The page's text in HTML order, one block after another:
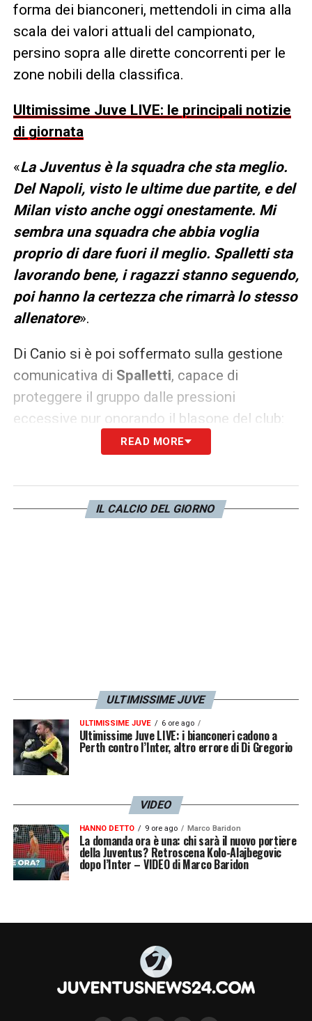
forma dei bianconeri, mettendoli in cima alla
scala dei valori attuali del campionato,
persino sopra alle dirette concorrenti per le
zone nobili della classifica.
Ultimissime Juve LIVE: le principali notizie
di giornata
«La Juventus è la squadra che sta meglio.
Del Napoli, visto le ultime due partite, e del
Milan visto anche oggi onestamente. Mi
sembra una squadra che abbia voglia
proprio di dare fuori il meglio. Spalletti sta
lavorando bene, i ragazzi stanno seguendo,
poi hanno la certezza che rimarrà lo stesso
allenatore».
Di Canio si è poi soffermato sulla gestione
comunicativa di Spalletti, capace di
proteggere il gruppo dalle pressioni
eccessive pur onorando il blasone del club:
Ha detto una cosa interessante prima
di non dare troppa pressione, perché qui si
vince una partita e dobbiamo vincere per
più seria per arrivare, anche se mancano
poche partite, seconda in classifica
In chiusura, l’opinionista ha ribadito l’impatto
straordinario dell’allenatore toscano
sull’intero universo bianconero, definendolo il
miglior innesto dell’ultimo lustro:
«Spalletti è l’avvento migliore degli ultimi
cinque anni, perché come è stato detto, lo
espressione tecnico-tattica. E in questo fa
la differenza, da adesso in poi, l’aver
READ MORE
IL CALCIO DEL GIORNO
ULTIMISSIME JUVE
ULTIMISSIME JUVE 6 ore ago
Ultimissime Juve LIVE: i bianconeri cadono a
Perth contro l’Inter, altro errore di Di Gregorio
VIDEO
HANNO DETTO 9 ore ago Marco Baridon
La domanda ora è una: chi sarà il nuovo portiere
della Juventus? Retroscena Kolo-Alajbegovic
dopo l’Inter – VIDEO di Marco Baridon